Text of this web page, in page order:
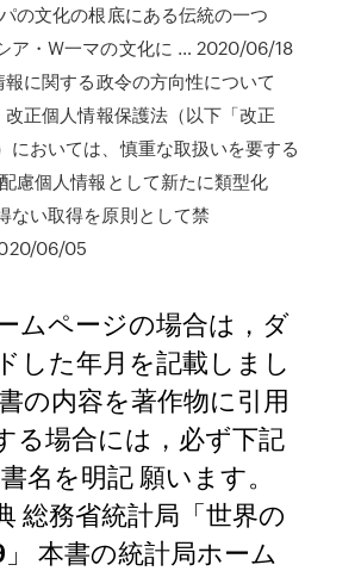
の文化の根底にある伝統の一つ
ア・W一マの文化に … 2020/06/18
報に関する政令の方向性について
改正個人情報保護法（以下「改正
においては、慎重な取扱いを要する
慮個人情報として新たに類型化
ない取得を原則として禁
06/05
ムページの場合は，ダ
した年月を記載しまし
の内容を著作物に引用
る場合には，必ず下記
名を明記 願います。
総務省統計局「世界の
本書の統計局ホーム